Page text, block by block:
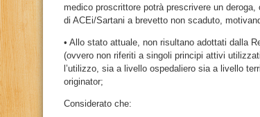
medico proscrittore potrà prescrivere un
di ACEi/Sartani a brevetto non scaduto,
• Allo stato attuale, non risultano adottati dalla
(ovvero non riferiti a singoli principi attivi
l’utilizzo, sia a livello ospedaliero sia a livello
originator;
Considerato che: